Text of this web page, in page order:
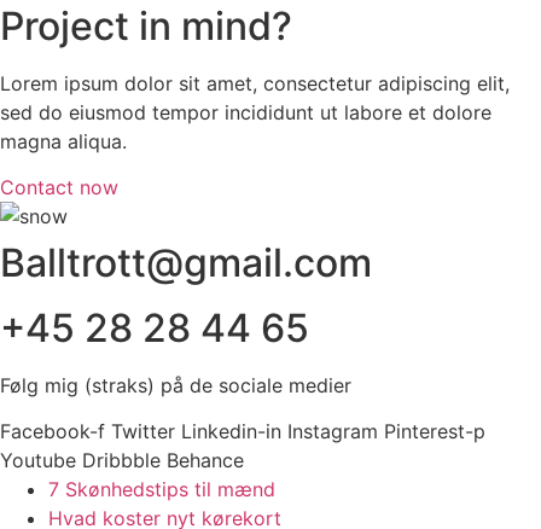
Project in mind?
Lorem ipsum dolor sit amet, consectetur adipiscing elit,
sed do eiusmod tempor incididunt ut labore et dolore
magna aliqua.
Contact now
Balltrott@gmail.com
+45 28 28 44 65
Følg mig (straks) på de sociale medier
Facebook-f Twitter Linkedin-in Instagram Pinterest-p
Youtube Dribbble Behance
7 Skønhedstips til mænd
Hvad koster nyt kørekort